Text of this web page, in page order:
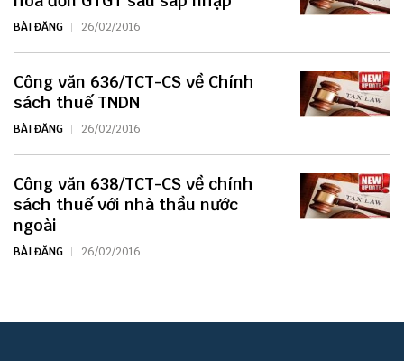
BÀI ĐĂNG 26/02/2016
Công văn 636/TCT-CS về Chính
sách thuế TNDN
BÀI ĐĂNG 26/02/2016
Công văn 638/TCT-CS về chính
sách thuế với nhà thầu nước
ngoài
BÀI ĐĂNG 26/02/2016